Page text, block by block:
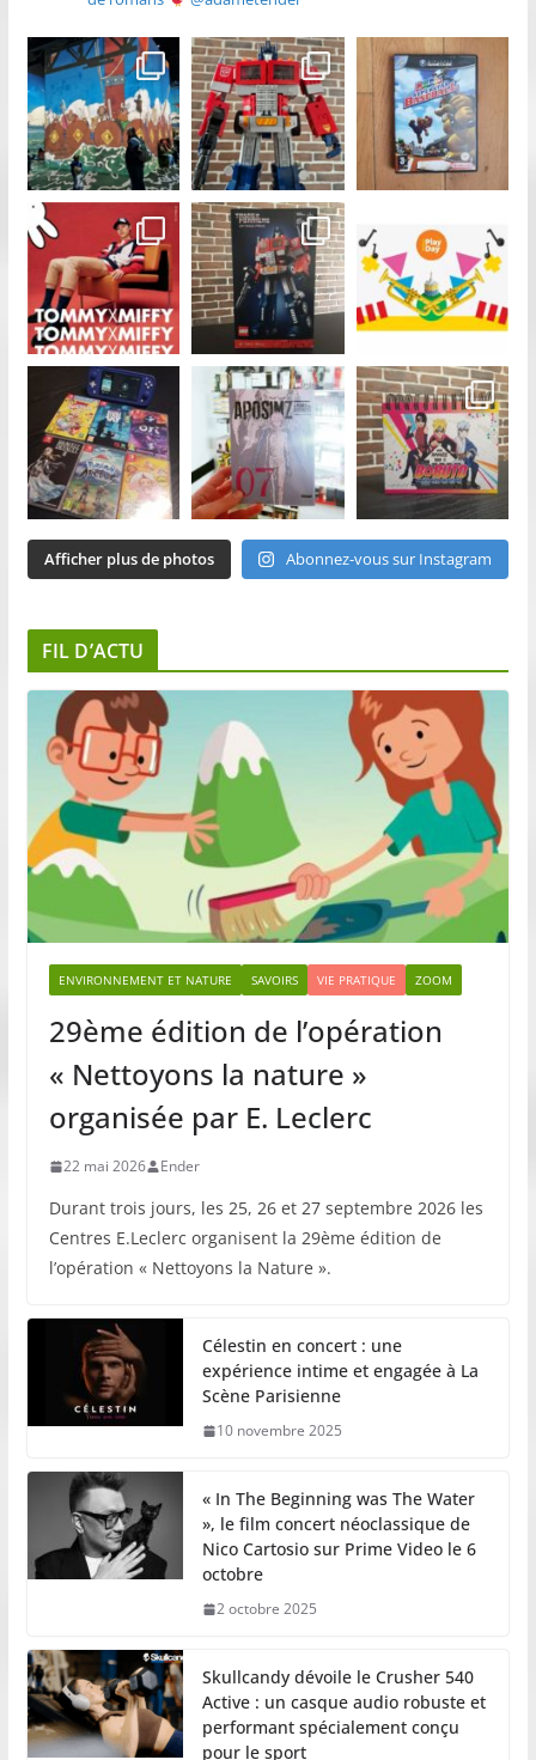
Afficher plus de photos Abonnez-vous sur Instagram
FIL D’ACTU
ENVIRONNEMENT ET NATURE SAVOIRS VIE PRATIQUE ZOOM
29ème édition de l’opération
« Nettoyons la nature »
organisée par E. Leclerc
22 mai 2026 Ender
Durant trois jours, les 25, 26 et 27 septembre 2026 les
Centres E.Leclerc organisent la 29ème édition de
l’opération « Nettoyons la Nature ».
Célestin en concert : une
expérience intime et engagée à La
Scène Parisienne
10 novembre 2025
« In The Beginning was The Water
», le film concert néoclassique de
Nico Cartosio sur Prime Video le 6
octobre
2 octobre 2025
Skullcandy dévoile le Crusher 540
Active : un casque audio robuste et
performant spécialement conçu
pour le sport